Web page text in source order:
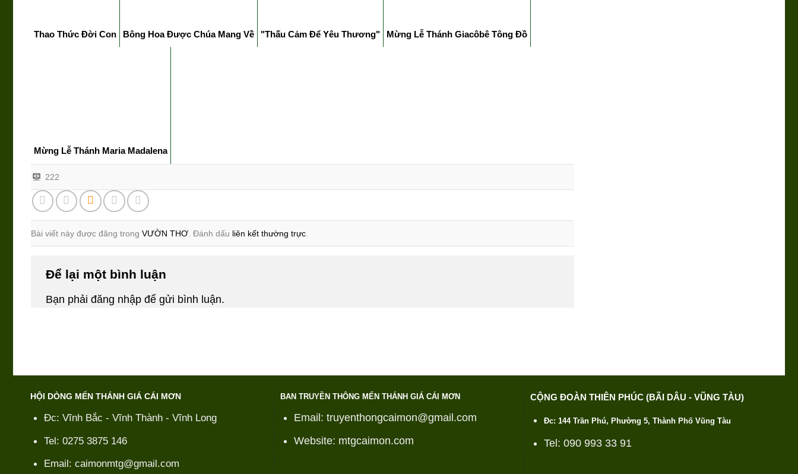
Thao Thức Đời Con Bông Hoa Được Chúa Mang Về "Thấu Cảm Để Yêu Thương" Mừng Lễ Thánh Giacôbê Tông Đồ
Mừng Lễ Thánh Maria Madalena
222
Bài viết này được đăng trong VƯỜN THƠ. Đánh dấu liên kết thường trực.
Để lại một bình luận
Bạn phải đăng nhập để gửi bình luận.
HỘI DÒNG MẾN THÁNH GIÁ CÁI MƠN
Đc: Vĩnh Bắc - Vĩnh Thành - Vĩnh Long
Tel: 0275 3875 146
Email: caimonmtg@gmail.com
BAN TRUYỀN THÔNG MẾN THÁNH GIÁ CÁI MƠN
Email: truyenthongcaimon@gmail.com
Website: mtgcaimon.com
CỘNG ĐOÀN THIÊN PHÚC (BÃI DÂU - VŨNG TÀU)
Đc: 144 Trần Phú, Phường 5, Thành Phố Vũng Tàu
Tel: 090 993 33 91